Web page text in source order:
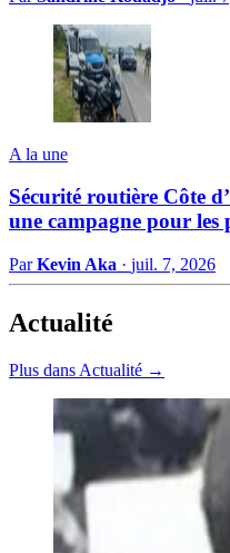
A la une
Sécurité routière Côte
une campagne pour les
ParKevin Aka · juil. 7, 2026
Actualité
Plus dans Actualité →